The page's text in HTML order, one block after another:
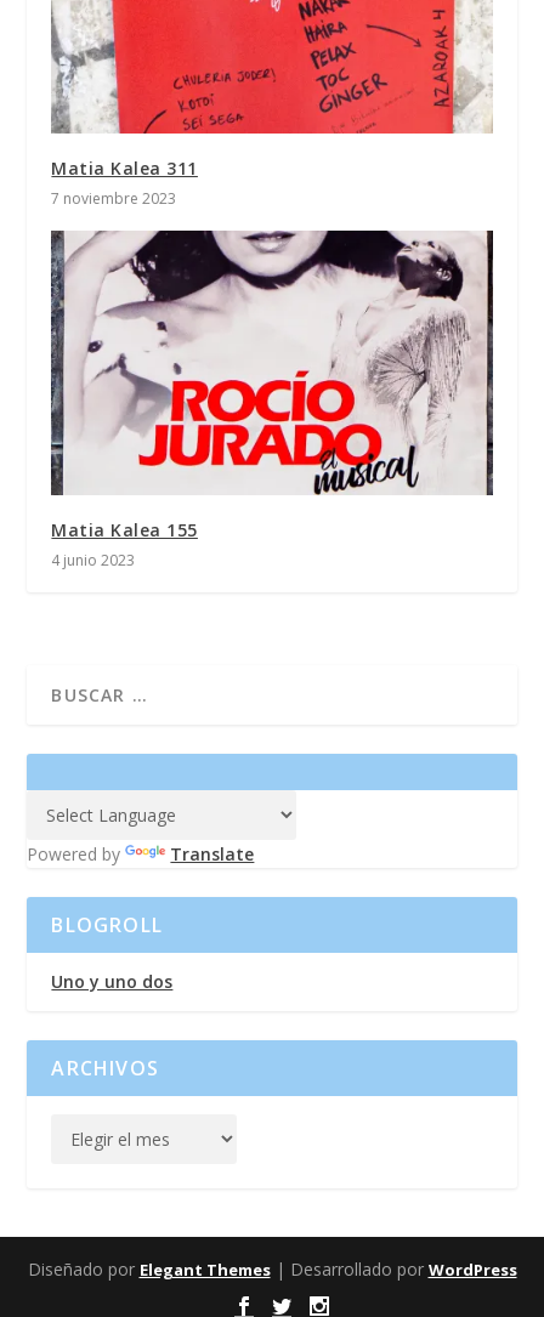
Matia Kalea 311
7 noviembre 2023
Matia Kalea 155
4 junio 2023
Powered by Translate
BLOGROLL
Uno y uno dos
ARCHIVOS
Diseñado por Elegant Themes| Desarrollado por WordPress